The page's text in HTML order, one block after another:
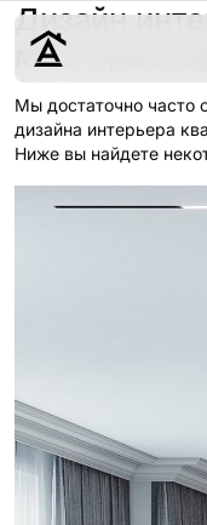
Дизайн
м2в
Мы достаточно часто
дизайна интерьера
Ниже вы найдете